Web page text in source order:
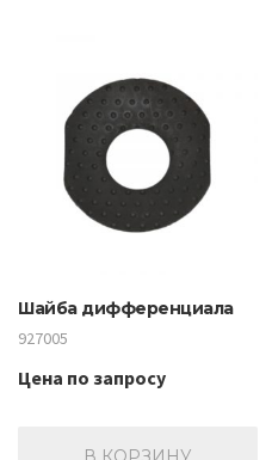
Шайба дифференциала
927005
Цена по запросу